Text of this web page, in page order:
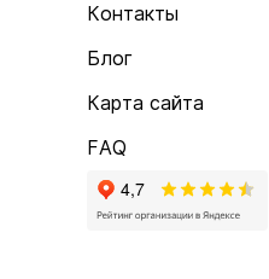
Контакты
Блог
Карта сайта
FAQ